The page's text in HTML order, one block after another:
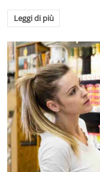
Leggi di più